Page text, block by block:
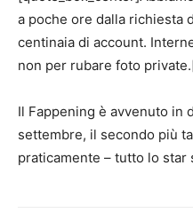
a poche ore dalla richiesta
centinaia di account.
non per rubare foto
Il Fappening è avvenuto in
settembre, il secondo più
praticamente – tutto lo star